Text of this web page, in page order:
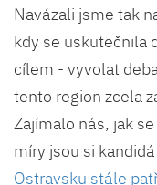
Navázali jsme tak
kdy se uskutečnila
cílem - vyvolat
tento region zcela
Zajímalo nás, jak
míry jsou si
Ostravsku stále